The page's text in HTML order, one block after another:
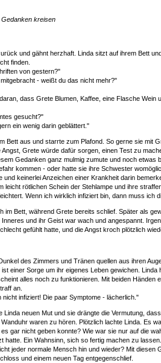
kreisen
und gähnt herzhaft. Linda sitzt auf ihrem Bett
finden.
von gestern?"
- weißt du das nicht mehr?"
dass Grete Blumen, Kaffee, eine Flasche
gesucht?"
ein wenig darin geblättert."
Bett aus und starrte zum Plafond. So gerne sie mit
Grete würde dafür sorgen, einen Test zu
Gedanken ganz mulmig zumute und noch
kommen - oder hatte sie ihre Schwester
und keinerlei Anzeichen einer Krankheit darin
leicht rötlichen Schein der Stehlampe und ihre
Wenn ich wirklich infiziert bin, dann muss
im Bett, während Grete bereits schlief. Später als
und ihr Geist war wach und angespannt.
gefühlt hatte, und die Angst kroch plötzlich
des Zimmers und Tränen quellen aus ihren
einer Sorge um ihr eigenes Leben gewichen.
alles noch zu funktionieren. Mit beiden
an.
nicht infiziert! Die paar Symptome - lächerlich."
Linda neuen Mut und sie drängte die Vermutung,
waren zu hören. Plötzlich lachte Linda. Es
gar nicht geben konnte? Wie war sie nur auf die
hatte. Ein Wahnsinn, sich so fertig machen zu
jeder normale Mensch hin und wieder? Mit
und einem neuen Tag entgegenschlief.